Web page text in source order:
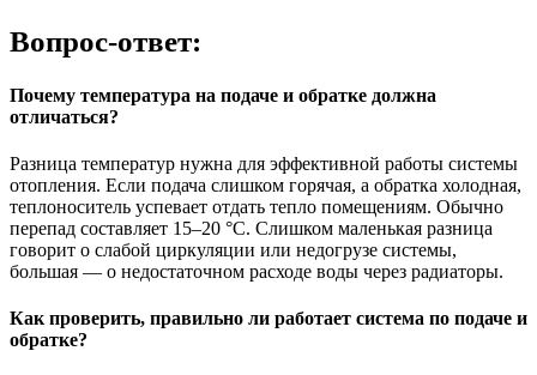
Вопрос-ответ:
Почему температура на подаче и обратке должна
отличаться?
Разница температур нужна для эффективной работы системы
отопления. Если подача слишком горячая, а обратка холодная,
теплоноситель успевает отдать тепло помещениям. Обычно
перепад составляет 15–20 °C. Слишком маленькая разница
говорит о слабой циркуляции или недогрузе системы,
большая — о недостаточном расходе воды через радиаторы.
Как проверить, правильно ли работает система по подаче и
обратке?